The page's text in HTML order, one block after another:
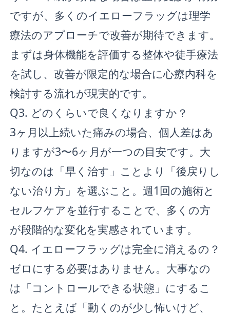
ですが、多くのイエローフラッグは理学
療法のアプローチで改善が期待できます。
まずは身体機能を評価する整体や徒手療法
を試し、改善が限定的な場合に心療内科を
検討する流れが現実的です。
Q3. どのくらいで良くなりますか？
3ヶ月以上続いた痛みの場合、個人差はあ
りますが3〜6ヶ月が一つの目安です。大
切なのは「早く治す」ことより「後戻りし
ない治り方」を選ぶこと。週1回の施術と
セルフケアを並行することで、多くの方
が段階的な変化を実感されています。
Q4. イエローフラッグは完全に消えるの？
ゼロにする必要はありません。大事なの
は「コントロールできる状態」にするこ
と。たとえば「動くのが少し怖いけど、